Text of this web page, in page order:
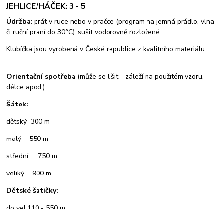
JEHLICE/HÁČEK: 3 - 5
Údržba: prát v ruce nebo v pračce (program na jemná prádlo, vlna
či ruční praní do 30°C), sušit vodorovně rozložené
Klubíčka jsou vyrobená v České republice z kvalitního materiálu.
Orientační spotřeba (může se lišit - záleží na použitém vzoru,
délce apod.)
Šátek:
dětský 300 m
malý 550 m
střední 750 m
veliký 900 m
Dětské šatičky: